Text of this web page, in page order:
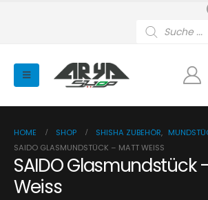
search
HOME SHOP SHISHA ZUBEHÖR,
SAIDO GLASMUNDSTÜCK – MATT WEISS
SAIDO Glasmundstück
Weiss